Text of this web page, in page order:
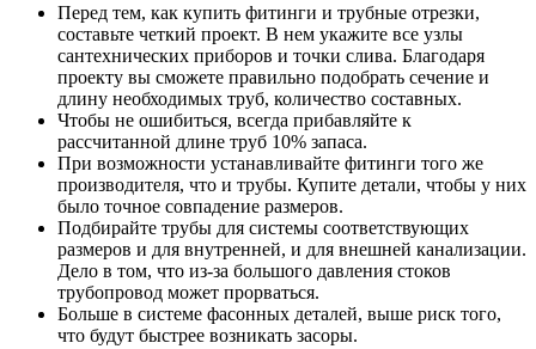
Перед тем, как купить фитинги и трубные отрезки,
составьте четкий проект. В нем укажите все узлы
сантехнических приборов и точки слива. Благодаря
проекту вы сможете правильно подобрать сечение и
длину необходимых труб, количество составных.
Чтобы не ошибиться, всегда прибавляйте к
рассчитанной длине труб 10% запаса.
При возможности устанавливайте фитинги того же
производителя, что и трубы. Купите детали, чтобы у них
было точное совпадение размеров.
Подбирайте трубы для системы соответствующих
размеров и для внутренней, и для внешней канализации.
Дело в том, что из-за большого давления стоков
трубопровод может прорваться.
Больше в системе фасонных деталей, выше риск того,
что будут быстрее возникать засоры.